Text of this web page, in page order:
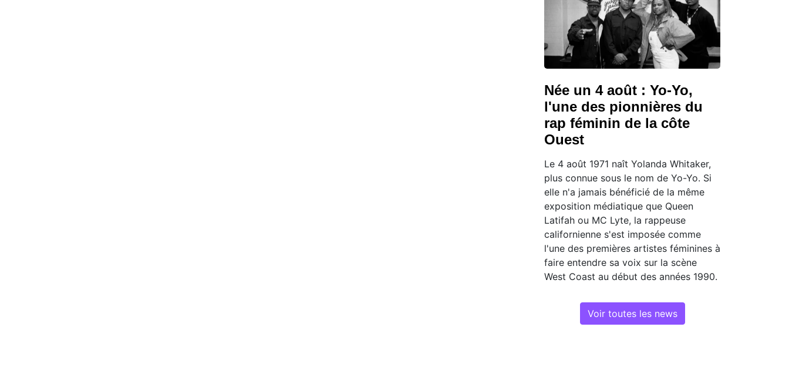
Née un 4 août : Yo-Yo,
l'une des pionnières du
rap féminin de la côte
Ouest
Le 4 août 1971 naît Yolanda Whitaker,
plus connue sous le nom de Yo-Yo. Si
elle n'a jamais bénéficié de la même
exposition médiatique que Queen
Latifah ou MC Lyte, la rappeuse
californienne s'est imposée comme
l'une des premières artistes féminines à
faire entendre sa voix sur la scène
West Coast au début des années 1990.
Voir toutes les news